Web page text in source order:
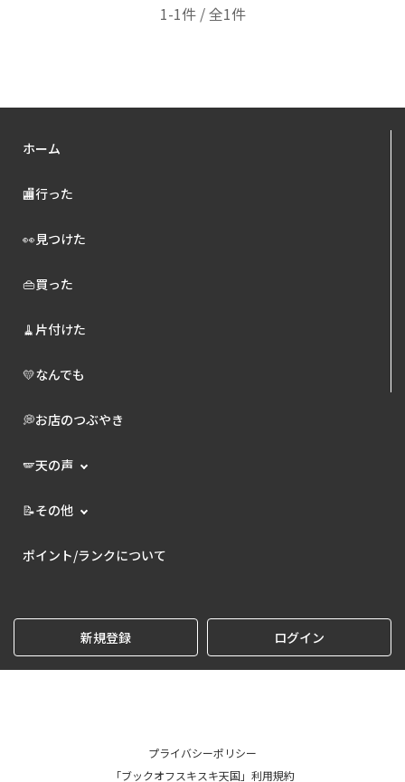
1-1件 / 全1件
ホーム
🏬行った
👀見つけた
👜買った
🧹片付けた
💛なんでも
💭お店のつぶやき
🪽天の声
📝その他
ポイント/ランクについて
新規登録 ログイン
プライバシーポリシー
「ブックオフスキスキ天国」利用規約